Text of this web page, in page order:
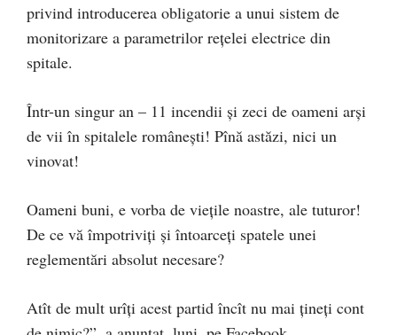
privind introducerea obligatorie a unui sistem de
monitorizare a parametrilor rețelei electrice din
spitale.
Într-un singur an – 11 incendii și zeci de oameni arși
de vii în spitalele românești! Pînă astăzi, nici un
vinovat!
Oameni buni, e vorba de viețile noastre, ale tuturor!
De ce vă împotriviți și întoarceți spatele unei
reglementări absolut necesare?
Atît de mult urîți acest partid încît nu mai țineți cont